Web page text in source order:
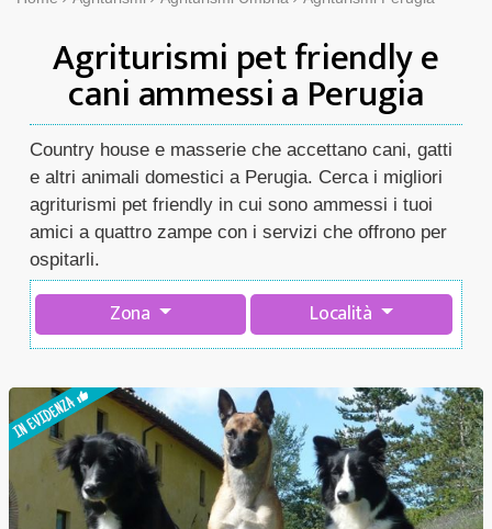
Agriturismi pet friendly e
cani ammessi a Perugia
Country house e masserie che accettano cani, gatti
e altri animali domestici a Perugia. Cerca i migliori
agriturismi pet friendly in cui sono ammessi i tuoi
amici a quattro zampe con i servizi che offrono per
ospitarli.
Zona Località